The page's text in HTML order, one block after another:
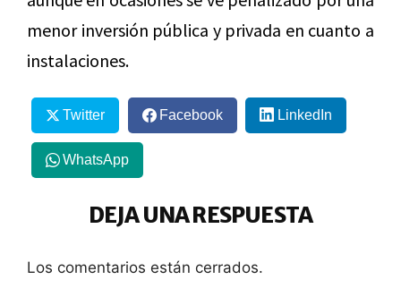
menor inversión pública y privada en cuanto a
instalaciones.
Twitter Facebook LinkedIn
WhatsApp
DEJA UNA RESPUESTA
Los comentarios están cerrados.